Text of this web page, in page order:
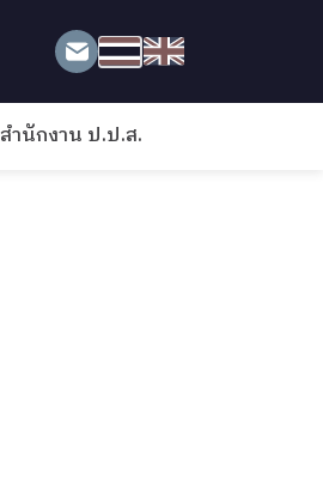
สำนักงาน ป.ป.ส.